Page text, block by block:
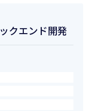
クエンド開発